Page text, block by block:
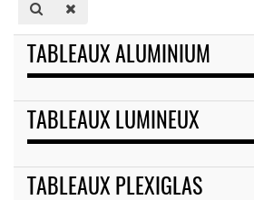
du
TABLEAUX ALUMINIUM
TABLEAUX LUMINEUX
TABLEAUX PLEXIGLAS